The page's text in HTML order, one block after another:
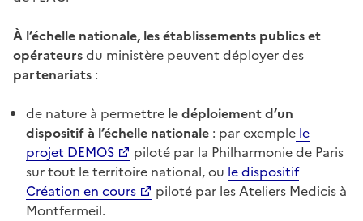
À l’échelle nationale, les établissements publics et
opérateursdu ministère peuvent déployer des
partenariats :
de nature à permettre le déploiement d’un
dispositif à l’échelle nationale : par exemple le
projet DEMOS
piloté par la Philharmonie de Paris
sur tout le territoire national, ou le dispositif
Création en cours
piloté par les Ateliers Medicis à
Montfermeil.